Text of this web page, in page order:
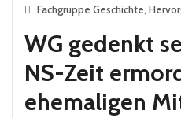
Fachgruppe Geschichte,
WG gedenkt
NS-Zeit
ehemaligen